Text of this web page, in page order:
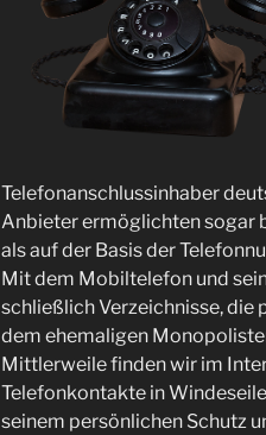
Telefonanschlussinhaber
Anbieter ermöglichten sogar
als auf der Basis der
Mit dem Mobiltelefon und
schließlich Verzeichnisse, die
dem ehemaligen
Mittlerweile finden wir im
Telefonkontakte in
seinem persönlichen Schutz